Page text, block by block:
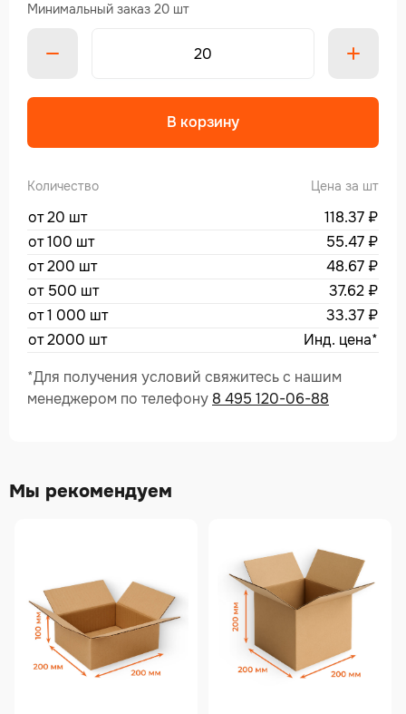
Минимальный заказ 20 шт
В корзину
Количество Цена за шт
от 20 шт 118.37 ₽
от 100 шт
55.47 ₽
от 200 шт
48.67 ₽
от 500 шт
37.62 ₽
от 1 000 шт
33.37 ₽
от 2000 шт
Инд. цена*
*Для получения условий свяжитесь с нашим
менеджером по телефону 8 495 120-06-88
Мы рекомендуем